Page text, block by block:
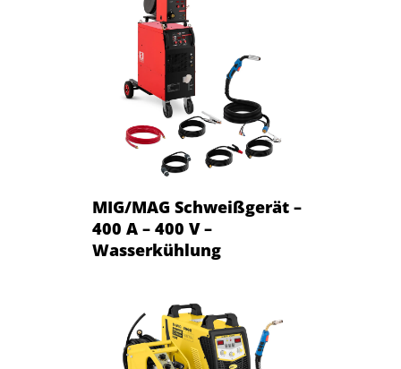
MIG/MAG Schweißgerät –
400 A – 400 V –
Wasserkühlung